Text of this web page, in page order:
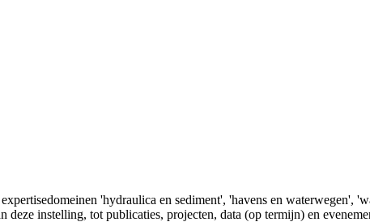
'hydraulica en sediment', 'havens en waterwegen',
instelling, tot publicaties, projecten, data (op termijn) en